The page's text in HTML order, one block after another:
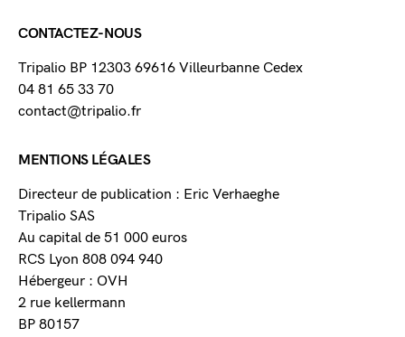
CONTACTEZ-NOUS
Tripalio BP 12303 69616 Villeurbanne Cedex
04 81 65 33 70
contact@tripalio.fr
MENTIONS LÉGALES
Directeur de publication : Eric Verhaeghe
Tripalio SAS
Au capital de 51 000 euros
RCS Lyon 808 094 940
Hébergeur : OVH
2 rue kellermann
BP 80157